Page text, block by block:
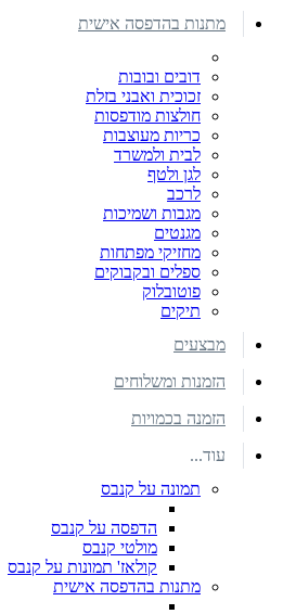
מתנות בהדפסה אישית
דובים ובובות
זכוכית ואבני בזלת
חולצות מודפסות
כריות מעוצבות
לבית ולמשרד
לגן ולטף
לרכב
מגבות ושמיכות
מגנטים
מחזיקי מפתחות
ספלים ובקבוקים
פוטובלוק
תיקים
מבצעים
הזמנות ומשלוחים
הזמנה בכמויות
עוד...
תמונה על קנבס
הדפסה על קנבס
מולטי קנבס
קולאז' תמונות על קנבס
מתנות בהדפסה אישית